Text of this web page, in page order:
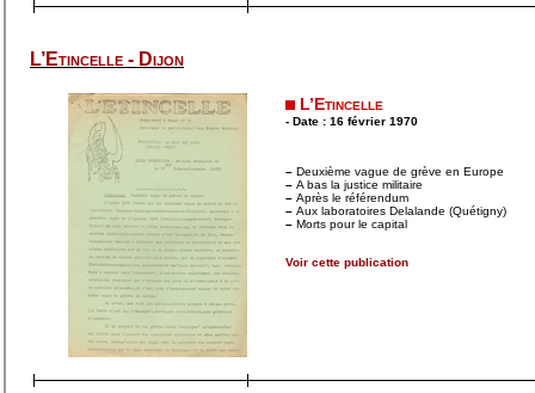
L’Etincelle - Dijon
L’Etincelle
- Date : 16 février 1970
– Deuxième vague de grève en Europe
– A bas la justice militaire
– Après le référendum
– Aux laboratoires Delalande (Quétigny)
– Morts pour le capital
Voir cette publication